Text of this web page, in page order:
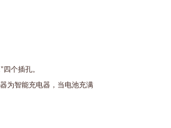
个插孔。
为智能充电器，当电池充满